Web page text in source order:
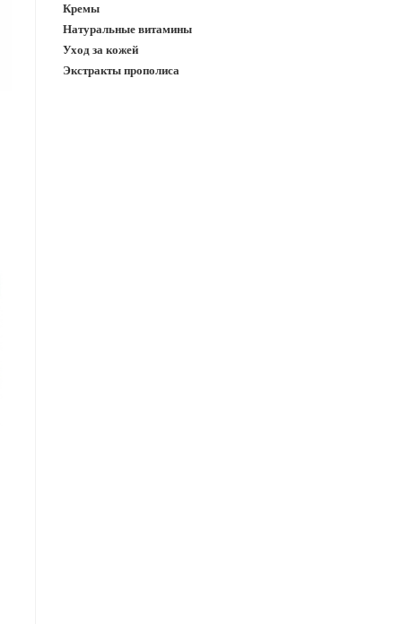
Кремы
Натуральные витамины
Уход за кожей
Экстракты прополиса